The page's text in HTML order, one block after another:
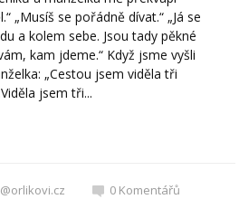
„Musíš se pořádně dívat.“ „Já se
a kolem sebe. Jsou tady pěkné
kam jdeme.“ Když jsme vyšli
„Cestou jsem viděla tři
jsem tři...
0 Komentářů